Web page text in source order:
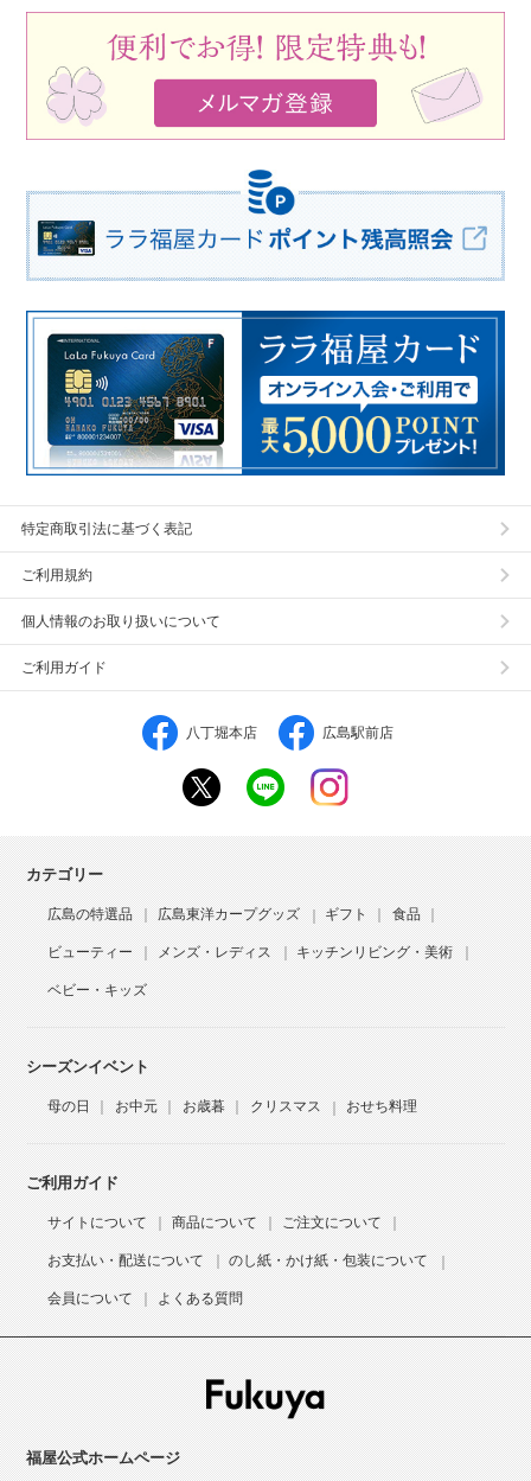
特定商取引法に基づく表記
ご利用規約
個人情報のお取り扱いについて
ご利用ガイド
八丁堀本店 広島駅前店
カテゴリー
広島の特選品 広島東洋カープグッズ ギフト 食品
ビューティー メンズ・レディス キッチンリビング・美術
ベビー・キッズ
シーズンイベント
母の日 お中元 お歳暮 クリスマス おせち料理
ご利用ガイド
サイトについて 商品について ご注文について
お支払い・配送について のし紙・かけ紙・包装について
会員について よくある質問
福屋公式ホームページ